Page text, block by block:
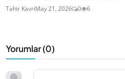
Tahir KavriMay 21, 2026 0 6
Yorumlar (0)